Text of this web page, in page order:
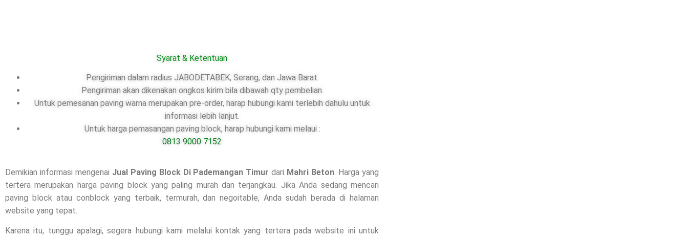
Syarat & Ketentuan
Pengiriman dalam radius JABODETABEK, Serang, dan Jawa Barat.
Pengiriman akan dikenakan ongkos kirim bila dibawah qty pembelian.
Untuk pemesanan paving warna merupakan pre-order, harap hubungi kami terlebih dahulu untuk
informasi lebih lanjut.
Untuk harga pemasangan paving block, harap hubungi kami melaui :
0813 9000 7152
Demikian informasi mengenai Jual Paving Block Di Pademangan Timurdari Mahri Beton . Harga yang
tertera merupakan harga paving block yang paling murah dan terjangkau. Jika Anda sedang mencari
paving block atau conblock yang terbaik, termurah, dan negoitable, Anda sudah berada di halaman
website yang tepat.
Karena itu, tunggu apalagi, segera hubungi kami melalui kontak yang tertera pada website ini untuk